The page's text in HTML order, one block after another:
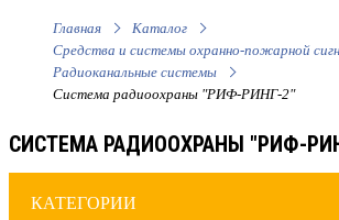
Главная
Каталог
Средства и системы охранно-пожарной
Радиоканальные системы
Система радиоохраны "РИФ-РИНГ-2"
СИСТЕМА РАДИООХРАНЫ "РИФ-
КАТЕГОРИИ